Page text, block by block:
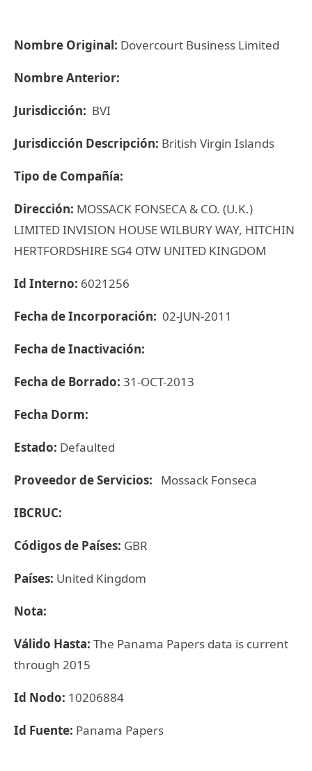
Nombre Original: Dovercourt Business Limited
Nombre Anterior:
Jurisdicción: BVI
Jurisdicción Descripción: British Virgin Islands
Tipo de Compañía:
Dirección: MOSSACK FONSECA & CO. (U.K.)
LIMITED INVISION HOUSE WILBURY WAY, HITCHIN
HERTFORDSHIRE SG4 OTW UNITED KINGDOM
Id Interno: 6021256
Fecha de Incorporación: 02-JUN-2011
Fecha de Inactivación:
Fecha de Borrado: 31-OCT-2013
Fecha Dorm:
Estado: Defaulted
Proveedor de Servicios: Mossack Fonseca
IBCRUC:
Códigos de Países: GBR
Países: United Kingdom
Nota:
Válido Hasta: The Panama Papers data is current
through 2015
Id Nodo: 10206884
Id Fuente: Panama Papers